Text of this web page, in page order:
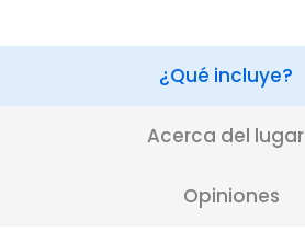
¿Qué incluye?
Acerca del lugar
Opiniones